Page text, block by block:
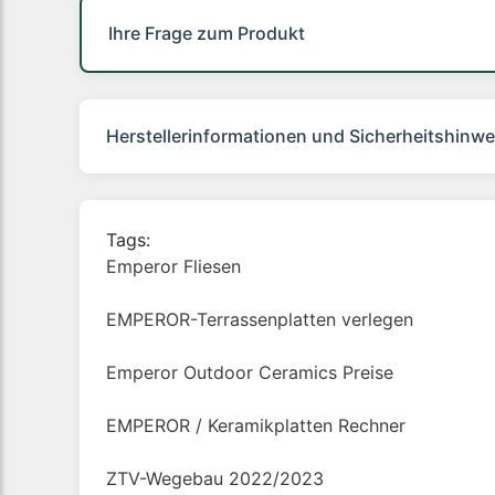
Ihre Frage zum Produkt
Herstellerinformationen und
Tags:
Emperor Fliesen
EMPEROR-Terrassenplatten verlegen
Emperor Outdoor Ceramics Preise
EMPEROR / Keramikplatten Rechner
ZTV-Wegebau 2022/2023